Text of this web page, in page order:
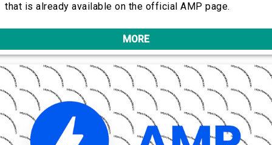
that is already available on the official AMP page.
MORE